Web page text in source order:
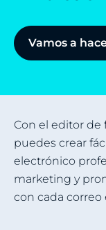
Vamos a
Con el editor de
puedes crear
electrónico
marketing y
con cada